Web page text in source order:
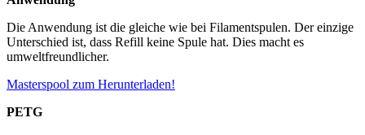
Die Anwendung ist die gleiche wie bei Filamentspulen. Der einzige
Unterschied ist, dass Refill keine Spule hat. Dies macht es
umweltfreundlicher.
Masterspool zum Herunterladen!
PETG